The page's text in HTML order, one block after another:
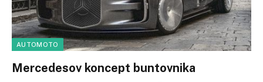
AUTOMOTO
Mercedesov koncept buntovnika